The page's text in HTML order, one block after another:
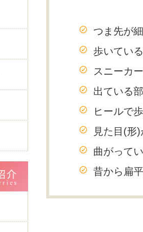
つま先が
歩いてい
スニーカ
出ている
ヒールで
見た目(形
曲がって
昔から扁